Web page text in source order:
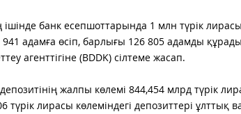
банк есепшоттарында 1 млн түрік
адамға өсіп, барлығы 126 805 адамды
агенттігіне (BDDK) сілтеме жасап.
жалпы көлемі 844,454 млрд түрік
түрік лирасы көлеміндегі депозиттері